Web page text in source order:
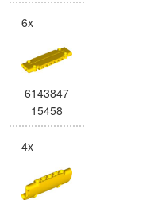
6x
6143847
15458
4x